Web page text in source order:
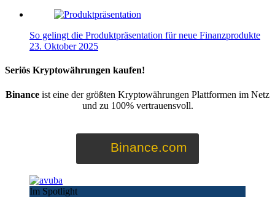
So gelingt die Produktpräsentation für neue Finanzprodukte
23. Oktober 2025
Seriös Kryptowährungen kaufen!
Binance ist eine der größten Kryptowährungen Plattformen im Netz
und zu 100% vertrauensvoll.
Binance.com
Im Spotlight